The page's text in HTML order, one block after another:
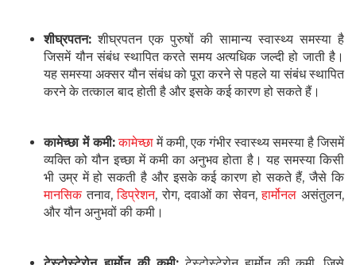
शीघ्रपतन: शीघ्रपतन एक पुरुषों की सामान्य स्वास्थ्य समस्या है
जिसमें यौन संबंध स्थापित करते समय अत्यधिक जल्दी हो जाती है।
यह समस्या अक्सर यौन संबंध को पूरा करने से पहले या संबंध स्थापित
करने के तत्काल बाद होती है और इसके कई कारण हो सकते हैं।
कामेच्छा में कमी: कामेच्छामें कमी, एक गंभीर स्वास्थ्य समस्या है जिसमें
व्यक्ति को यौन इच्छा में कमी का अनुभव होता है। यह समस्या किसी
भी उम्र में हो सकती है और इसके कई कारण हो सकते हैं, जैसे कि
मानसिकतनाव,डिप्रेशन, रोग, दवाओं का सेवन,हार्मोनल असंतुलन,
और यौन अनुभवों की कमी।